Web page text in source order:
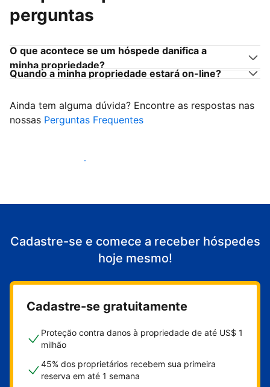
perguntas
O que acontece se um hóspede danifica a
minha propriedade?
Quando a minha propriedade estará on-line?
Ainda tem alguma dúvida? Encontre as respostas nas
nossas Perguntas Frequentes
Comece a receber hóspedes
Cadastre-se e comece a receber hóspedes
hoje mesmo!
Cadastre-se gratuitamente
Proteção contra danos à propriedade de até US$ 1
milhão
45% dos proprietários recebem sua primeira
reserva em até 1 semana